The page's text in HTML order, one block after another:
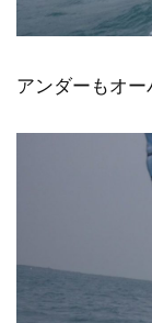
アンダーもオ